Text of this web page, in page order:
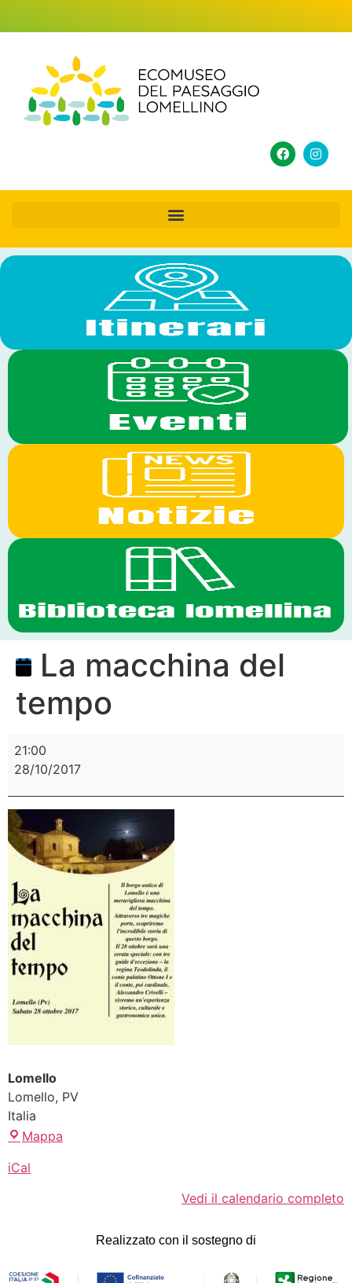
La macchina del
tempo
21:00
28/10/2017
Lomello
Lomello, PV
Italia
Mappa
iCal
Vedi il calendario completo
Realizzato con il sostegno di